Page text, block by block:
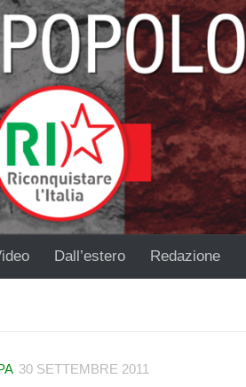
Dall’estero Redazione
30 SETTEMBRE 2011